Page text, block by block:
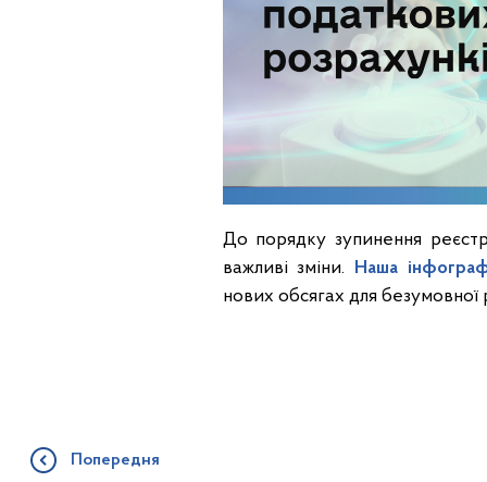
До порядку зупинення
важливі зміни. Наша
нових обсягах для
Попередня